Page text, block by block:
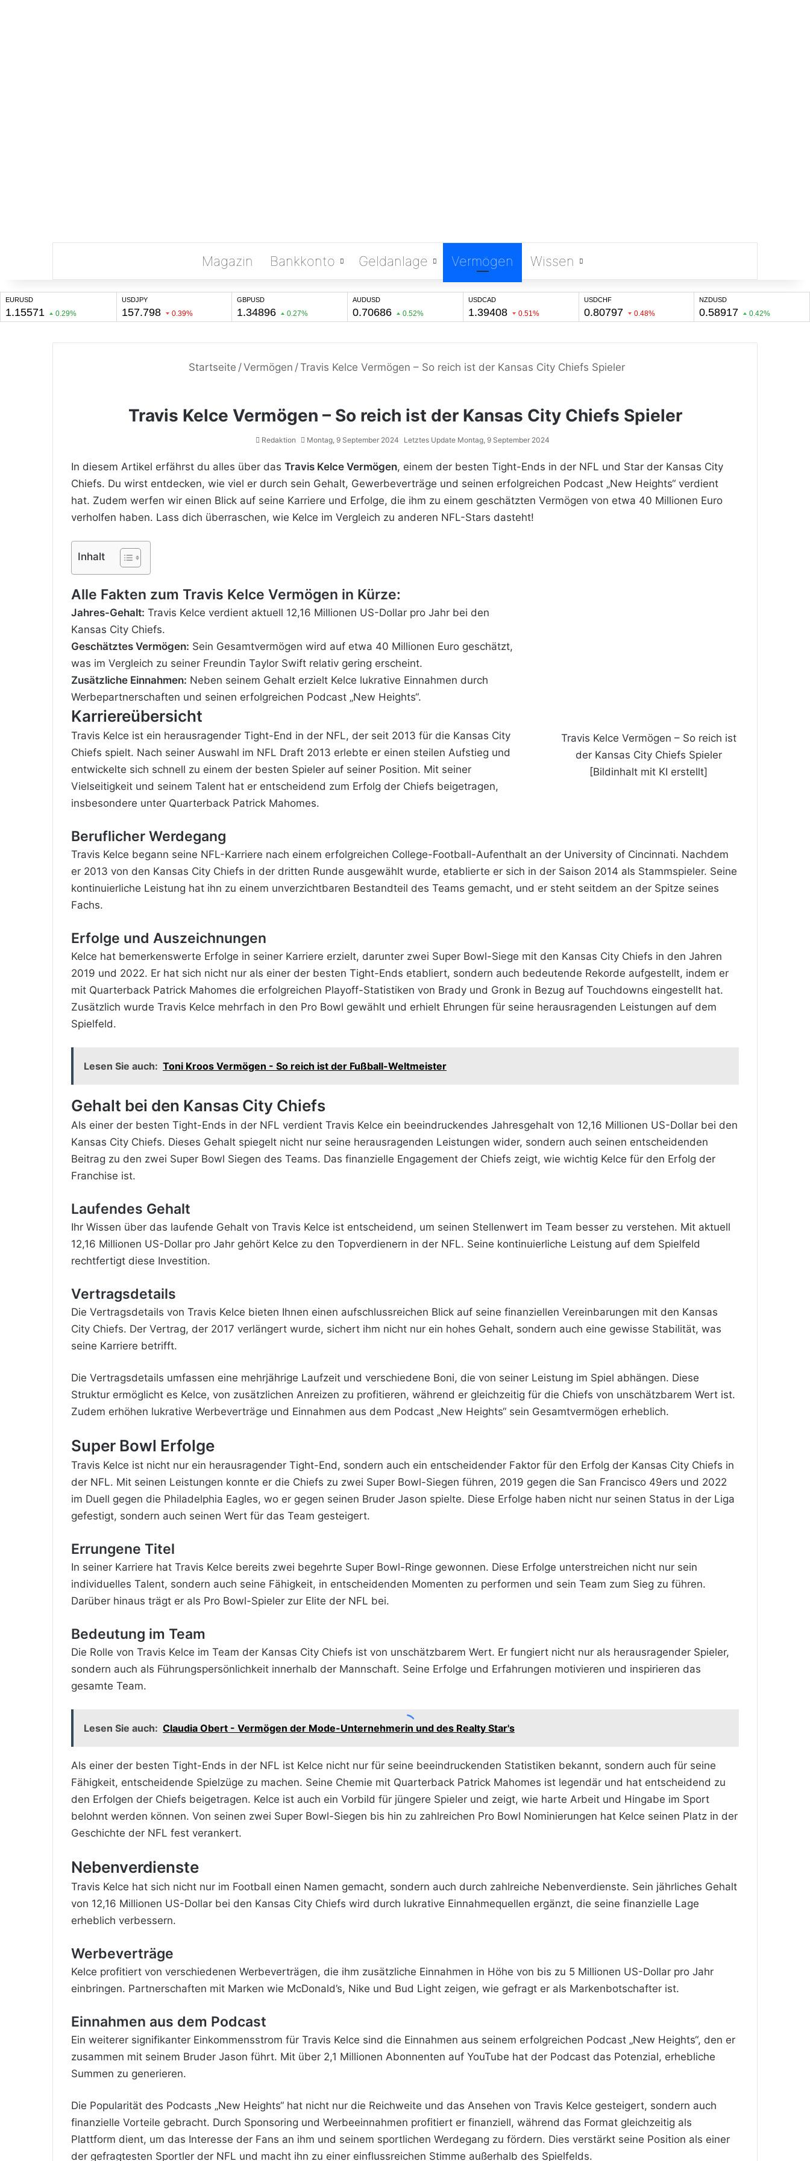
Magazin Bankkonto Geldanlage Vermögen Wissen
Startseite /Vermögen /Travis Kelce Vermögen – So reich ist der Kansas City Chiefs Spieler
Travis Kelce Vermögen – So reich ist der Kansas City Chiefs Spieler
Redaktion Montag, 9 September 2024 Letztes Update Montag, 9 September 2024
In diesem Artikel erfährst du alles über das Travis Kelce Vermögen, einem der besten Tight-Ends in der NFL und Star der Kansas City
Chiefs. Du wirst entdecken, wie viel er durch sein Gehalt, Gewerbeverträge und seinen erfolgreichen Podcast „New Heights“ verdient
hat. Zudem werfen wir einen Blick auf seine Karriere und Erfolge, die ihm zu einem geschätzten Vermögen von etwa 40 Millionen Euro
verholfen haben. Lass dich überraschen, wie Kelce im Vergleich zu anderen NFL-Stars dasteht!
Travis Kelce Vermögen – So reich ist
der Kansas City Chiefs Spieler
[Bildinhalt mit KI erstellt]
Inhalt
Alle Fakten zum Travis Kelce Vermögen in Kürze:
Jahres-Gehalt: Travis Kelce verdient aktuell 12,16 Millionen US-Dollar pro Jahr bei den
Kansas City Chiefs.
Geschätztes Vermögen: Sein Gesamtvermögen wird auf etwa 40 Millionen Euro geschätzt,
was im Vergleich zu seiner Freundin Taylor Swift relativ gering erscheint.
Zusätzliche Einnahmen: Neben seinem Gehalt erzielt Kelce lukrative Einnahmen durch
Werbepartnerschaften und seinen erfolgreichen Podcast „New Heights“.
Karriereübersicht
Travis Kelce ist ein herausragender Tight-End in der NFL, der seit 2013 für die Kansas City
Chiefs spielt. Nach seiner Auswahl im NFL Draft 2013 erlebte er einen steilen Aufstieg und
entwickelte sich schnell zu einem der besten Spieler auf seiner Position. Mit seiner
Vielseitigkeit und seinem Talent hat er entscheidend zum Erfolg der Chiefs beigetragen,
insbesondere unter Quarterback Patrick Mahomes.
Beruflicher Werdegang
Travis Kelce begann seine NFL-Karriere nach einem erfolgreichen College-Football-Aufenthalt an der University of Cincinnati. Nachdem
er 2013 von den Kansas City Chiefs in der dritten Runde ausgewählt wurde, etablierte er sich in der Saison 2014 als Stammspieler. Seine
kontinuierliche Leistung hat ihn zu einem unverzichtbaren Bestandteil des Teams gemacht, und er steht seitdem an der Spitze seines
Fachs.
Erfolge und Auszeichnungen
Kelce hat bemerkenswerte Erfolge in seiner Karriere erzielt, darunter zwei Super Bowl-Siege mit den Kansas City Chiefs in den Jahren
2019 und 2022. Er hat sich nicht nur als einer der besten Tight-Ends etabliert, sondern auch bedeutende Rekorde aufgestellt, indem er
mit Quarterback Patrick Mahomes die erfolgreichen Playoff-Statistiken von Brady und Gronk in Bezug auf Touchdowns eingestellt hat.
Zusätzlich wurde Travis Kelce mehrfach in den Pro Bowl gewählt und erhielt Ehrungen für seine herausragenden Leistungen auf dem
Spielfeld.
Lesen Sie auch: Toni Kroos Vermögen - So reich ist der Fußball-Weltmeister
Gehalt bei den Kansas City Chiefs
Als einer der besten Tight-Ends in der NFL verdient Travis Kelce ein beeindruckendes Jahresgehalt von 12,16 Millionen US-Dollar bei den
Kansas City Chiefs. Dieses Gehalt spiegelt nicht nur seine herausragenden Leistungen wider, sondern auch seinen entscheidenden
Beitrag zu den zwei Super Bowl Siegen des Teams. Das finanzielle Engagement der Chiefs zeigt, wie wichtig Kelce für den Erfolg der
Franchise ist.
Laufendes Gehalt
Ihr Wissen über das laufende Gehalt von Travis Kelce ist entscheidend, um seinen Stellenwert im Team besser zu verstehen. Mit aktuell
12,16 Millionen US-Dollar pro Jahr gehört Kelce zu den Topverdienern in der NFL. Seine kontinuierliche Leistung auf dem Spielfeld
rechtfertigt diese Investition.
Vertragsdetails
Die Vertragsdetails von Travis Kelce bieten Ihnen einen aufschlussreichen Blick auf seine finanziellen Vereinbarungen mit den Kansas
City Chiefs. Der Vertrag, der 2017 verlängert wurde, sichert ihm nicht nur ein hohes Gehalt, sondern auch eine gewisse Stabilität, was
seine Karriere betrifft.
Die Vertragsdetails umfassen eine mehrjährige Laufzeit und verschiedene Boni, die von seiner Leistung im Spiel abhängen. Diese
Struktur ermöglicht es Kelce, von zusätzlichen Anreizen zu profitieren, während er gleichzeitig für die Chiefs von unschätzbarem Wert ist.
Zudem erhöhen lukrative Werbeverträge und Einnahmen aus dem Podcast „New Heights“ sein Gesamtvermögen erheblich.
Super Bowl Erfolge
Travis Kelce ist nicht nur ein herausragender Tight-End, sondern auch ein entscheidender Faktor für den Erfolg der Kansas City Chiefs in
der NFL. Mit seinen Leistungen konnte er die Chiefs zu zwei Super Bowl-Siegen führen, 2019 gegen die San Francisco 49ers und 2022
im Duell gegen die Philadelphia Eagles, wo er gegen seinen Bruder Jason spielte. Diese Erfolge haben nicht nur seinen Status in der Liga
gefestigt, sondern auch seinen Wert für das Team gesteigert.
Errungene Titel
In seiner Karriere hat Travis Kelce bereits zwei begehrte Super Bowl-Ringe gewonnen. Diese Erfolge unterstreichen nicht nur sein
individuelles Talent, sondern auch seine Fähigkeit, in entscheidenden Momenten zu performen und sein Team zum Sieg zu führen.
Darüber hinaus trägt er als Pro Bowl-Spieler zur Elite der NFL bei.
Bedeutung im Team
Die Rolle von Travis Kelce im Team der Kansas City Chiefs ist von unschätzbarem Wert. Er fungiert nicht nur als herausragender Spieler,
sondern auch als Führungspersönlichkeit innerhalb der Mannschaft. Seine Erfolge und Erfahrungen motivieren und inspirieren das
gesamte Team.
Lesen Sie auch: Claudia Obert - Vermögen der Mode-Unternehmerin und des Realty Star's
Als einer der besten Tight-Ends in der NFL ist Kelce nicht nur für seine beeindruckenden Statistiken bekannt, sondern auch für seine
Fähigkeit, entscheidende Spielzüge zu machen. Seine Chemie mit Quarterback Patrick Mahomes ist legendär und hat entscheidend zu
den Erfolgen der Chiefs beigetragen. Kelce ist auch ein Vorbild für jüngere Spieler und zeigt, wie harte Arbeit und Hingabe im Sport
belohnt werden können. Von seinen zwei Super Bowl-Siegen bis hin zu zahlreichen Pro Bowl Nominierungen hat Kelce seinen Platz in der
Geschichte der NFL fest verankert.
Nebenverdienste
Travis Kelce hat sich nicht nur im Football einen Namen gemacht, sondern auch durch zahlreiche Nebenverdienste. Sein jährliches Gehalt
von 12,16 Millionen US-Dollar bei den Kansas City Chiefs wird durch lukrative Einnahmequellen ergänzt, die seine finanzielle Lage
erheblich verbessern.
Werbeverträge
Kelce profitiert von verschiedenen Werbeverträgen, die ihm zusätzliche Einnahmen in Höhe von bis zu 5 Millionen US-Dollar pro Jahr
einbringen. Partnerschaften mit Marken wie McDonald’s, Nike und Bud Light zeigen, wie gefragt er als Markenbotschafter ist.
Einnahmen aus dem Podcast
Ein weiterer signifikanter Einkommensstrom für Travis Kelce sind die Einnahmen aus seinem erfolgreichen Podcast „New Heights“, den er
zusammen mit seinem Bruder Jason führt. Mit über 2,1 Millionen Abonnenten auf YouTube hat der Podcast das Potenzial, erhebliche
Summen zu generieren.
Die Popularität des Podcasts „New Heights“ hat nicht nur die Reichweite und das Ansehen von Travis Kelce gesteigert, sondern auch
finanzielle Vorteile gebracht. Durch Sponsoring und Werbeeinnahmen profitiert er finanziell, während das Format gleichzeitig als
Plattform dient, um das Interesse der Fans an ihm und seinem sportlichen Werdegang zu fördern. Dies verstärkt seine Position als einer
der gefragtesten Sportler der NFL und macht ihn zu einer einflussreichen Stimme außerhalb des Spielfelds.